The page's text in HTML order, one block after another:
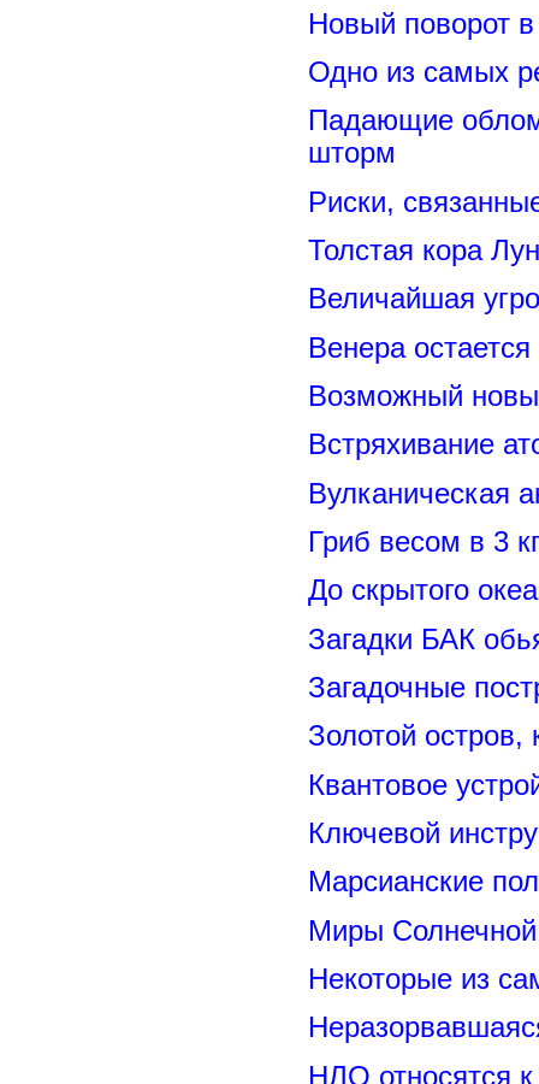
Новый поворот
Одно из самых
Падающие
шторм
Риски,
Толстая кора
Величайшая
Венера
Возможный
Встряхивание
Вулканическая
Гриб весом в 3
До скрытого
Загадки БАК
Загадочные
Золотой остров,
Квантовое
Ключевой
Марсианские
Миры
Некоторые из
НЛО относятся к